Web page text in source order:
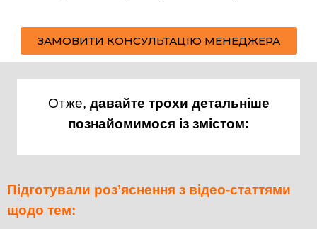
ЗАМОВИТИ КОНСУЛЬТАЦІЮ МЕНЕДЖЕРА
Отже, давайте трохи детальніше
познайомимося із змістом:
Підготували роз’яснення з відео-статтями
щодо тем: